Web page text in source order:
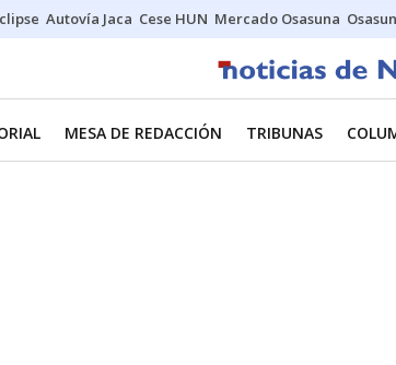
Autovía Jaca Cese HUN Mercado Osasuna
MESA DE REDACCIÓN TRIBUNAS